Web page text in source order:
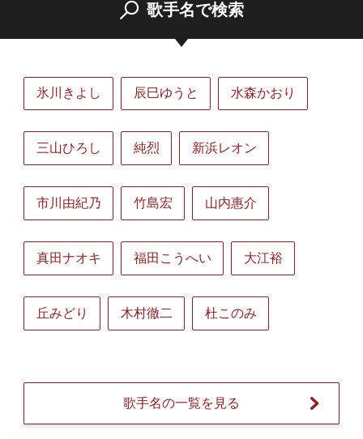
歌手名で検索
氷川きよし 辰巳ゆうと 水森かおり
三山ひろし 純烈 新浜レオン
市川由紀乃 竹島宏 山内惠介
真田ナオキ 福田こうへい 大江裕
丘みどり 木村徹二 杜このみ
歌手名の一覧を見る